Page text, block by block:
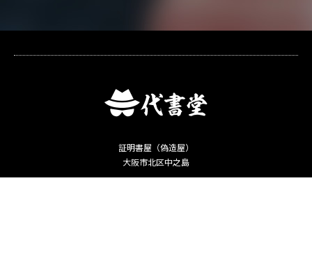
証明書屋（偽造屋）
大阪市北区中之島